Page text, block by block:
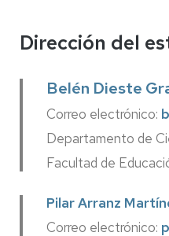
Dirección del
Belén Dieste
Correo electrónico:
Departamento de
Facultad de
Pilar Arranz
Correo electrónico: